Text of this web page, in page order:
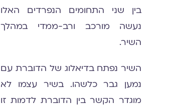
בין שני התחומים הנפרדים האלו
נעשה מורכב ורב-ממדי במהלך
השיר.
השיר נפתח בדיאלוג של הדוברת עם
נמען גבר כלשהו. בשיר עצמו לא
מוגדר הקשר בין הדוברת לדמות זו